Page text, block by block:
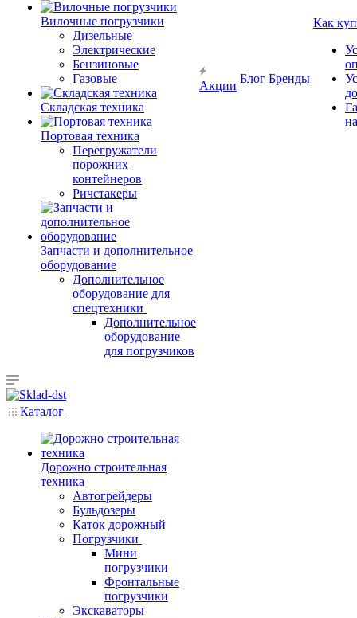
Вилочные погрузчики
Дизельные
Электрические
Бензиновые
Газовые
Складская техника
Портовая техника
Перегружатели
порожних
контейнеров
Ричстакеры
Запчасти и дополнительное
оборудование
Дополнительное
оборудование для
спецтехники
Дополнительное
оборудование
для погрузчиков
Акции
Блог Бренды
Как
Каталог
Дорожно строительная
техника
Автогрейдеры
Бульдозеры
Каток дорожный
Погрузчики
Мини
погрузчики
Фронтальные
погрузчики
Экскаваторы